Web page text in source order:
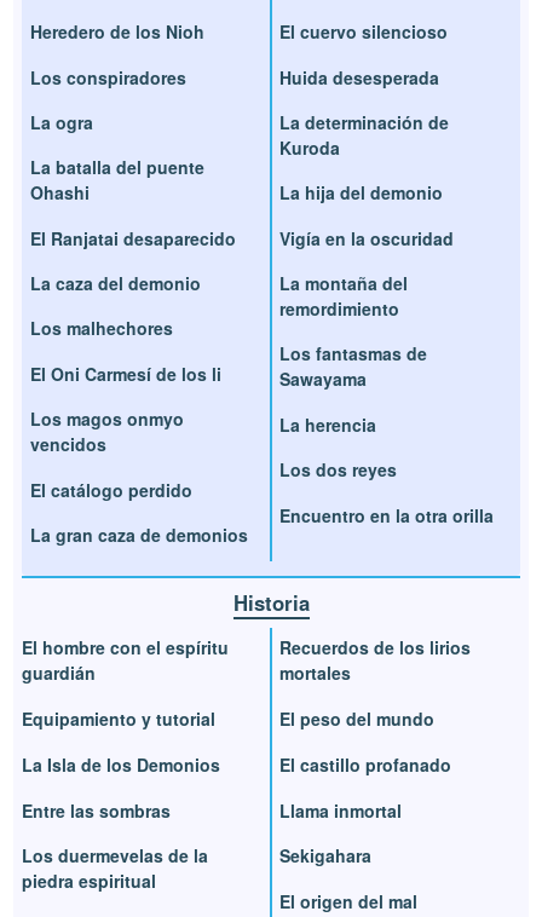
Heredero de los Nioh
Los conspiradores
La ogra
La batalla del puente
Ohashi
El Ranjatai desaparecido
La caza del demonio
Los malhechores
El Oni Carmesí de los li
Los magos onmyo
vencidos
El catálogo perdido
La gran caza de demonios
El cuervo silencioso
Huida desesperada
La determinación de
Kuroda
La hija del demonio
Vigía en la oscuridad
La montaña del
remordimiento
Los fantasmas de
Sawayama
La herencia
Los dos reyes
Encuentro en la otra orilla
Historia
El hombre con el espíritu
guardián
Equipamiento y tutorial
La Isla de los Demonios
Entre las sombras
Los duermevelas de la
piedra espiritual
Recuerdos de los lirios
mortales
El peso del mundo
El castillo profanado
Llama inmortal
Sekigahara
El origen del mal